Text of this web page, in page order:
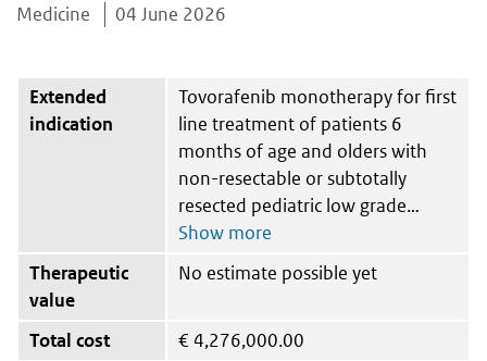
Medicine 04 June 2026
Extended
indication
Tovorafenib monotherapy for first
line treatment of patients 6
months of age and olders with
non-resectable or subtotally
resected pediatric low grade
Therapeutic
value
No estimate possible yet
Total cost € 4,276,000.00